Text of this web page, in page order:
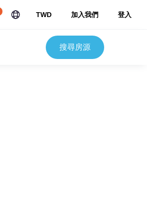
TWD 加入我們 登入
搜尋房源